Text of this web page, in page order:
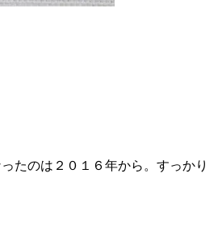
たのは２０１６年から。すっかり